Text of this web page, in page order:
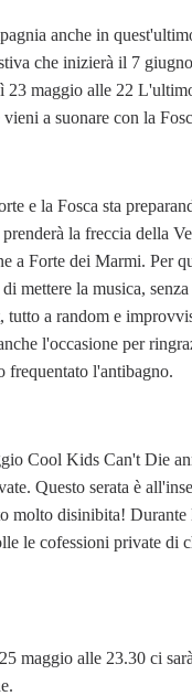
anche in
che inizierà il 7
23 maggio alle 22
a suonare con la
e la Fosca sta
la freccia della
a Forte dei Marmi. Per
mettere la musica, senza
tutto a random e
l'occasione per
frequentato l'antibagno.
Cool Kids Can't Die
Questo serata è
molto disinibita! Durante
le cofessioni private di
maggio alle 23.30 ci